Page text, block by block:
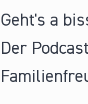
Geht's a
Der